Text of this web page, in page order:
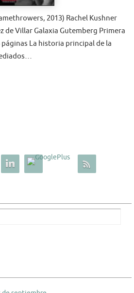
2013) Rachel Kushner
de Villar Galaxia Gutemberg Primera
La historia principal de la